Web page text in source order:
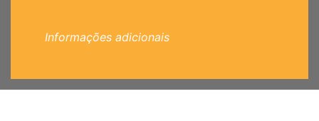
Informações adicionais